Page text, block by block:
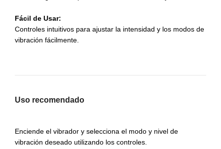
Fácil de Usar:
Controles intuitivos para ajustar la intensidad y los modos de
vibración fácilmente.
Uso recomendado
Enciende el vibrador y selecciona el modo y nivel de
vibración deseado utilizando los controles.